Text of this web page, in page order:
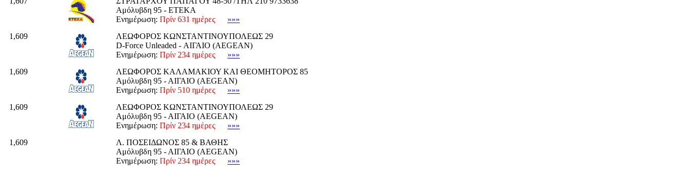
Αμόλυβδη 95 - ΕΤΕΚΑ
Ενημέρωση: Πρίν 631 ημέρες
»»»
1,609
ΛΕΩΦΟΡΟΣ ΚΩΝΣΤΑΝΤΙΝΟΥΠΟΛΕΩΣ 29
D-Force Unleaded - ΑΙΓΑΙΟ (AEGEAN)
Ενημέρωση: Πρίν 234 ημέρες
»»»
1,609
ΛΕΩΦΟΡΟΣ ΚΑΛΑΜΑΚΙΟΥ ΚΑΙ ΘΕΟΜΗΤΟΡΟΣ 85
Αμόλυβδη 95 - ΑΙΓΑΙΟ (AEGEAN)
Ενημέρωση: Πρίν 510 ημέρες
»»»
1,609
ΛΕΩΦΟΡΟΣ ΚΩΝΣΤΑΝΤΙΝΟΥΠΟΛΕΩΣ 29
Αμόλυβδη 95 - ΑΙΓΑΙΟ (AEGEAN)
Ενημέρωση: Πρίν 234 ημέρες
»»»
1,609
Λ. ΠΟΣΕΙΔΩΝΟΣ 85 & ΒΑΘΗΣ
Αμόλυβδη 95 - ΑΙΓΑΙΟ (AEGEAN)
Ενημέρωση: Πρίν 234 ημέρες »»»